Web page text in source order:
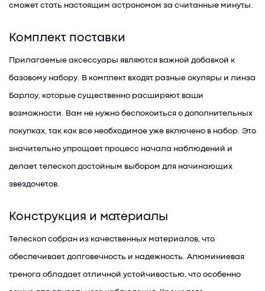
сможет стать настоящим астрономом за считанные минуты.
Комплект поставки
Прилагаемые аксессуары являются важной добавкой к
базовому набору. В комплект входят разные окуляры и линза
Барлоу, которые существенно расширяют ваши
возможности. Вам не нужно беспокоиться о дополнительных
покупках, так как все необходимое уже включено в набор. Это
значительно упрощает процесс начала наблюдений и
делает телескоп достойным выбором для начинающих
звездочетов.
Конструкция и материалы
Телескоп собран из качественных материалов, что
обеспечивает долговечность и надежность. Алюминиевая
тренога обладает отличной устойчивостью, что особенно